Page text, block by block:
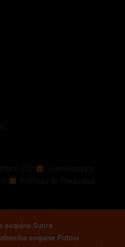
2025
Comunicados
Politicas de Privacidad
esquina Sucre
esquina Potosí